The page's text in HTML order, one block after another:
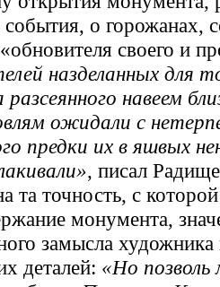
события, о горожанах,
своего и
назделанных для
разсеянного навеем
ожидали с
предки их в яшвых
, писал
та точность, с
монумента,
замысла художника
деталей: «Но